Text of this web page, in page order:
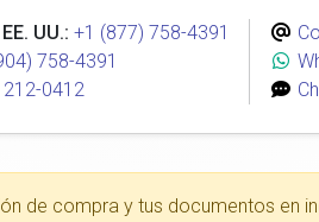
UU.: +1 (877) 758-4391
758-4391
0412
de compra y tus documentos en